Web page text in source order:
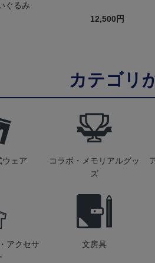
ぐるみ
12,500円
カテゴリ
ウェア
コラボ・メモリアルグッ
ズ
アクセサ
文房具